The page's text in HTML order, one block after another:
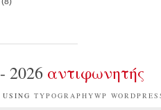
2026 αντιφωνητής
TYPOGRAPHYWP